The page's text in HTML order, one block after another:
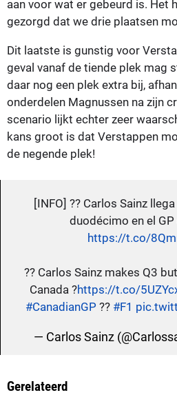
aan voor wat er gebeurd is. Het
gezorgd dat we drie plaatsen
Dit laatste is gunstig voor
geval vanaf de tiende plek mag
daar nog een plek extra bij,
onderdelen Magnussen na zijn
scenario lijkt echter zeer
kans groot is dat Verstappen
de negende plek!
[INFO] ?? Carlos Sainz
duodécimo en el GP
https://t.co/
?? Carlos Sainz makes Q3
Canada ?https://t.co/
#CanadianGP ?? #F1
— Carlos Sainz
Gerelateerd